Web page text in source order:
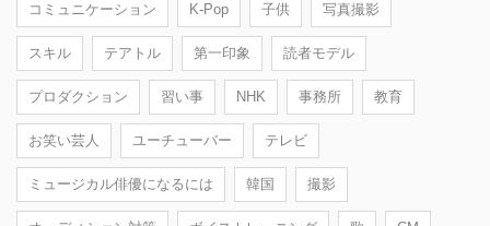
コミュニケーション K-Pop 子供 写真撮影
スキル テアトル 第一印象 読者モデル
プロダクション 習い事 NHK 事務所 教育
お笑い芸人 ユーチューバー テレビ
ミュージカル俳優になるには 韓国 撮影